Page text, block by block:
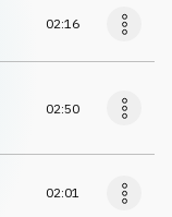
02:16
02:50
02:01